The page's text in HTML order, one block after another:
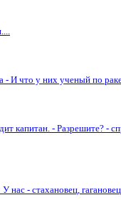
- И что у них ученый по
капитан. - Разрешите? -
нас - стахановец,